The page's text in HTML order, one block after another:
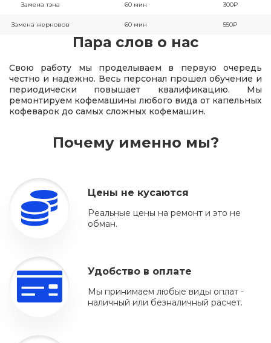
Замена тэна 60 мин 300₽
Замена жерновов 60 мин 550₽
Пара слов о нас
Свою работу мы проделываем в первую очередь
честно и надежно. Весь персонал прошел обучение и
периодически повышает квалификацию. Мы
ремонтируем кофемашины любого вида от капельных
кофеварок до самых сложных кофемашин.
Почему именно мы?
Цены не кусаются
Реальные цены на ремонт и это не
обман.
Удобство в оплате
Мы принимаем любые виды оплат -
наличный или безналичный расчет.